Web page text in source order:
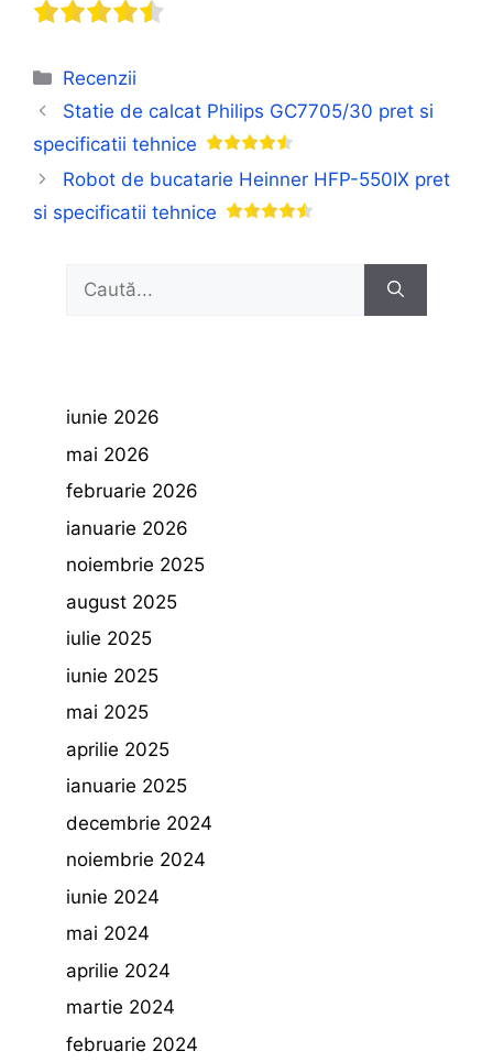
Categorii
Recenzii
Statie de calcat Philips GC7705/30 pret si
specificatii tehnice
Robot de bucatarie Heinner HFP-550IX pret
si specificatii tehnice
Caută
iunie 2026
mai 2026
februarie 2026
ianuarie 2026
noiembrie 2025
august 2025
iulie 2025
iunie 2025
mai 2025
aprilie 2025
ianuarie 2025
decembrie 2024
noiembrie 2024
iunie 2024
mai 2024
aprilie 2024
martie 2024
februarie 2024